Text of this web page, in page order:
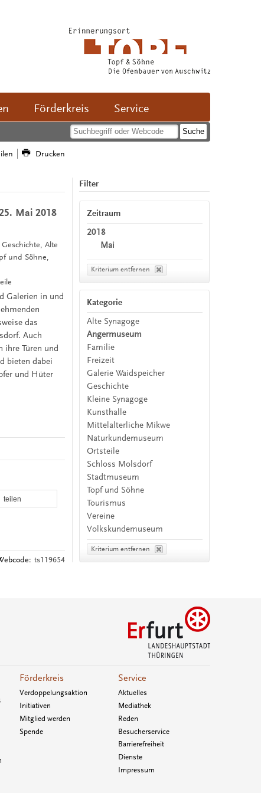
Förderkreis Service
Drucken
Mai 2018
Alte
und Söhne,
Galerien in und
das
Auch
ihre Türen und
bieten dabei
und Hüter
teilen
ts119654
Filter
Zeitraum
2018
Mai
Kriterium entfernen
Kategorie
Alte Synagoge
Angermuseum
Familie
Freizeit
Galerie Waidspeicher
Geschichte
Kleine Synagoge
Kunsthalle
Mittelalterliche Mikwe
Naturkundemuseum
Ortsteile
Schloss Molsdorf
Stadtmuseum
Topf und Söhne
Tourismus
Vereine
Volkskundemuseum
Kriterium entfernen
Förderkreis
Verdoppelungsaktion
Initiativen
Mitglied werden
Spende
Service
Aktuelles
Mediathek
Reden
Besucherservice
Barrierefreiheit
Dienste
Impressum